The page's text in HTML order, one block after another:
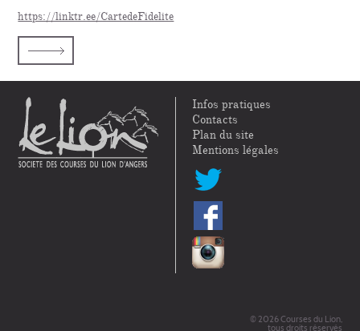
https://linktr.ee/CartedeFidelite
Infos pratiques
Contacts
Plan du site
Mentions légales
© 2026 Courses du Lion,
tous droits réservés